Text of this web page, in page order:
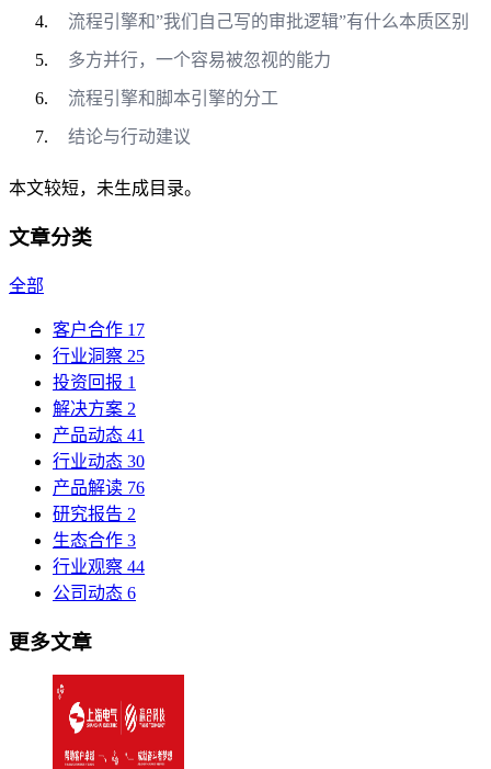
流程引擎和”我们自己写的审批逻辑”有什么本质区别
多方并行，一个容易被忽视的能力
流程引擎和脚本引擎的分工
结论与行动建议
本文较短，未生成目录。
文章分类
全部
客户合作 17
行业洞察 25
投资回报 1
解决方案 2
产品动态 41
行业动态 30
产品解读 76
研究报告 2
生态合作 3
行业观察 44
公司动态 6
更多文章